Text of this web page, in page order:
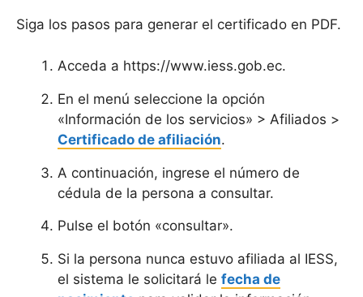
Siga los pasos para generar el certificado en PDF.
Acceda a https://www.iess.gob.ec.
En el menú seleccione la opción
«Información de los servicios» > Afiliados >
Certificado de afiliación.
A continuación, ingrese el número de
cédula de la persona a consultar.
Pulse el botón «consultar».
Si la persona nunca estuvo afiliada al IESS,
el sistema le solicitará le fecha de